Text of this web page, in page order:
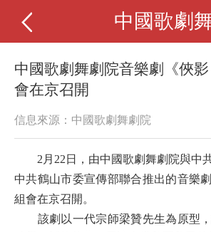
中國歌劇
中國歌劇舞劇院音樂劇《俠
會在京召開
信息來源：中國歌劇舞劇院
2月22日，由中國歌劇舞劇院與中
中共鶴山市委宣傳部聯合推出的音樂
組會在京召開。
該劇以一代宗師梁贊先生為原型